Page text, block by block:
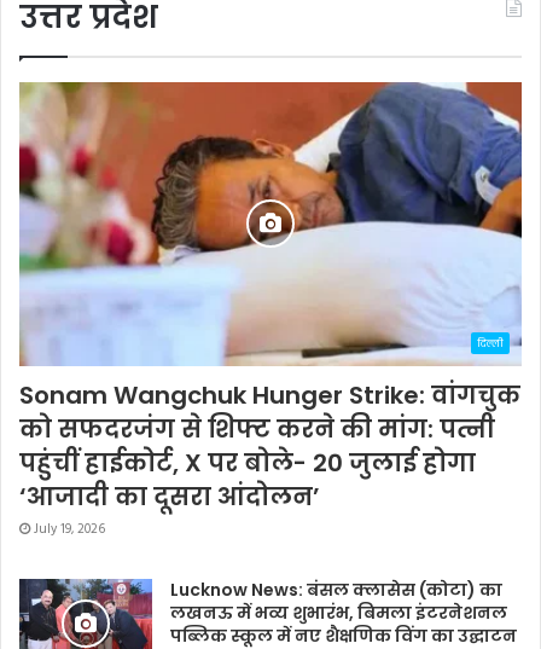
उत्तर प्रदेश
दिल्ली
Sonam Wangchuk Hunger Strike: वांगचुक
को सफदरजंग से शिफ्ट करने की मांग: पत्नी
पहुंचीं हाईकोर्ट, X पर बोले- 20 जुलाई होगा
‘आजादी का दूसरा आंदोलन’
July 19, 2026
Lucknow News: बंसल क्लासेस (कोटा) का
लखनऊ में भव्य शुभारंभ, बिमला इंटरनेशनल
पब्लिक स्कूल में नए शैक्षणिक विंग का उद्घाटन